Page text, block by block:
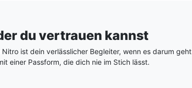
du vertrauen kannst
ist dein verlässlicher Begleiter, wenn es darum
einer Passform, die dich nie im Stich lässt.